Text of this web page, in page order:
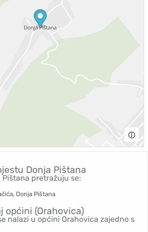
ⓘ
Donja Pištana
Pištana pretražuju se:
Donja Pištana
općini (Orahovica)
nalazi u općini Orahovica zajedno s